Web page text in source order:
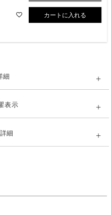
カートに入れる
細
表示
細